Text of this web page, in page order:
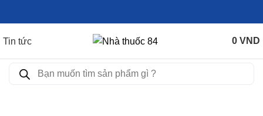
Tin tức 0 VND